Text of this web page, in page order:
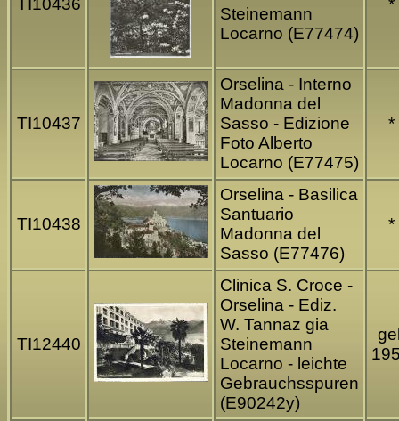
TI10436
Steinemann
Locarno (E77474)
*
TI10437
Orselina - Interno
Madonna del
Sasso - Edizione
Foto Alberto
Locarno (E77475)
*
TI10438
Orselina - Basilica
Santuario
Madonna del
Sasso (E77476)
*
TI12440
Clinica S. Croce -
Orselina - Ediz.
W. Tannaz gia
Steinemann
Locarno - leichte
Gebrauchsspuren
(E90242y)